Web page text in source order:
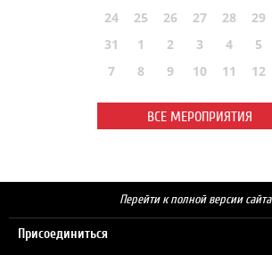
24
25 26 27 28 29
31
1 2 3 4 5
7
8 9 10 11 12
ВСЕ МЕРОПРИЯТИЯ
Перейти к полной версии сайта
Присоединиться